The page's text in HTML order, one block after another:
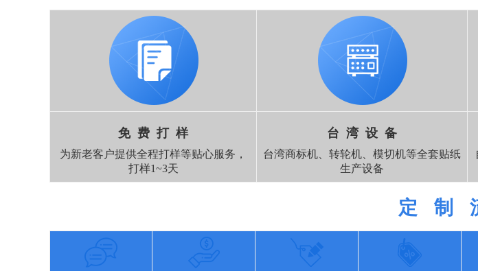
免 费 打 样
为新老客户提供全程打样等贴心服务，
打样1~3天
台 湾 设 备
台湾商标机、转轮机、模切机等全套贴纸
生产设备
定 制